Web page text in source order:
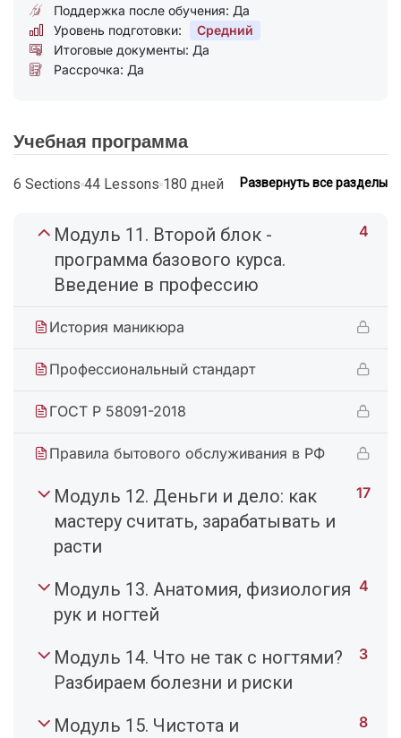
Учебная программа
6 Sections 44 Lessons 180 дней Развернуть все разделы
Модуль 11. Второй блок -
программа базового курса.
Введение в профессию
4
История маникюра
Профессиональный стандарт
ГОСТ Р 58091-2018
Правила бытового обслуживания в РФ
Модуль 12. Деньги и дело: как
мастеру считать, зарабатывать и
расти
17
Модуль 13. Анатомия, физиология
рук и ногтей
4
Модуль 14. Что не так с ногтями?
Разбираем болезни и риски
3
Модуль 15. Чистота и
8
Поддержка после обучения: Да
Уровень подготовки:
Средний
Итоговые документы: Да
Рассрочка: Да